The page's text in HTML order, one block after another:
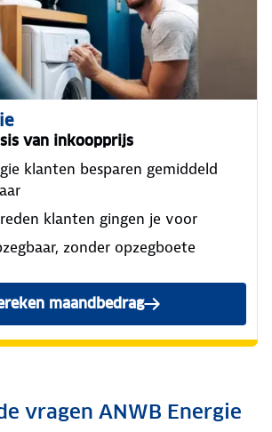
van inkoopprijs
klanten besparen gemiddeld
klanten gingen je voor
zonder opzegboete
maandbedrag
vragen ANWB Energie